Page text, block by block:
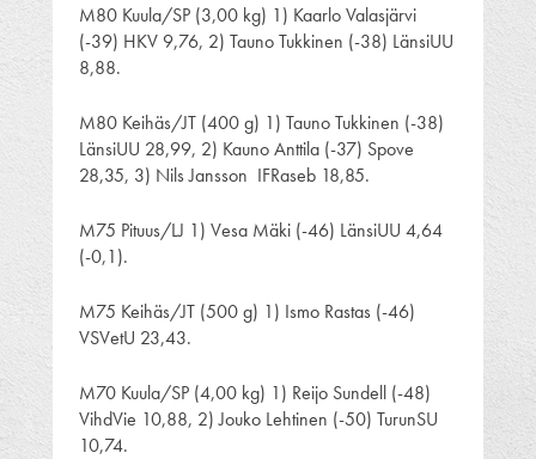
M80 Kuula/SP (3,00 kg) 1) Kaarlo Valasjärvi
(-39) HKV 9,76, 2) Tauno Tukkinen (-38) LänsiUU
8,88.
M80 Keihäs/JT (400 g) 1) Tauno Tukkinen (-38)
LänsiUU 28,99, 2) Kauno Anttila (-37) Spove
28,35, 3) Nils Jansson IFRaseb 18,85.
M75 Pituus/LJ 1) Vesa Mäki (-46) LänsiUU 4,64
(-0,1).
M75 Keihäs/JT (500 g) 1) Ismo Rastas (-46)
VSVetU 23,43.
M70 Kuula/SP (4,00 kg) 1) Reijo Sundell (-48)
VihdVie 10,88, 2) Jouko Lehtinen (-50) TurunSU
10,74.